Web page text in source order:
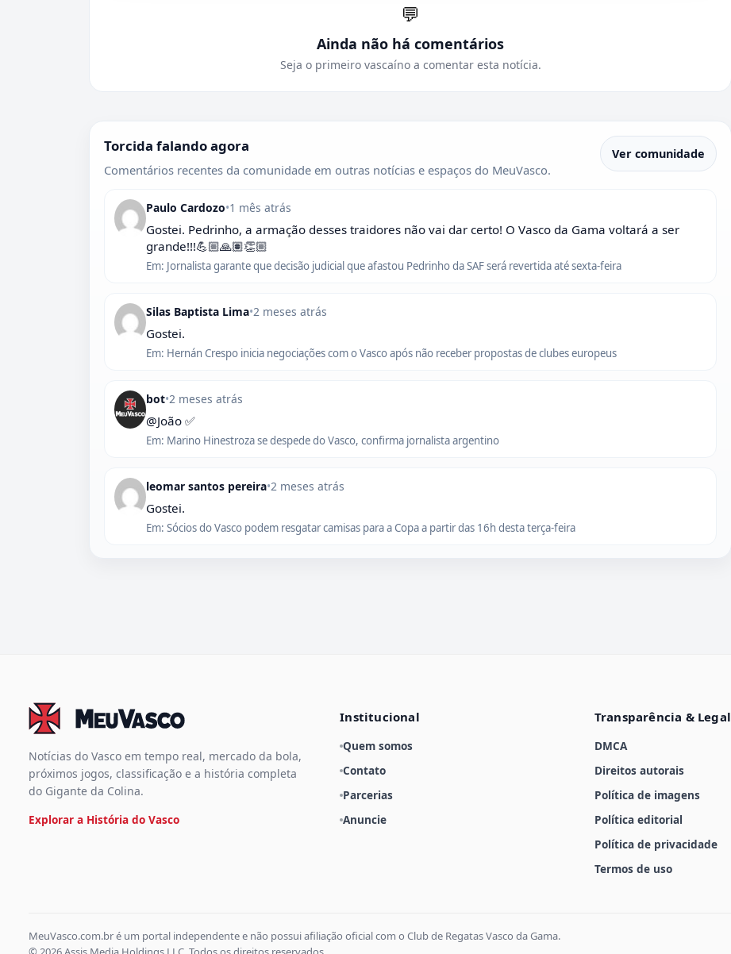
💬
Ainda não há comentários
Seja o primeiro vascaíno a comentar esta notícia.
Torcida falando agora
Comentários recentes da comunidade em outras notícias e espaços do MeuVasco.
Ver comunidade
Paulo Cardozo•1 mês atrás
Gostei. Pedrinho, a armação desses traidores não vai dar certo! O Vasco da Gama voltará a ser
grande!!!💪🏼🙏🏽👏🏼
Em: Jornalista garante que decisão judicial que afastou Pedrinho da SAF será revertida até sexta-feira
Silas Baptista Lima•2 meses atrás
Gostei.
Em: Hernán Crespo inicia negociações com o Vasco após não receber propostas de clubes europeus
bot•2 meses atrás
@João ✅
Em: Marino Hinestroza se despede do Vasco, confirma jornalista argentino
leomar santos pereira•2 meses atrás
Gostei.
Em: Sócios do Vasco podem resgatar camisas para a Copa a partir das 16h desta terça-feira
Notícias do Vasco em tempo real, mercado da bola,
próximos jogos, classificação e a história completa
do Gigante da Colina.
Explorar a História do Vasco
Institucional
Quem somos
Contato
Parcerias
Anuncie
Transparência & Legal
DMCA
Direitos autorais
Política de imagens
Política editorial
Política de privacidade
Termos de uso
MeuVasco.com.br é um portal independente e não possui afiliação oficial com o Club de Regatas Vasco da Gama.